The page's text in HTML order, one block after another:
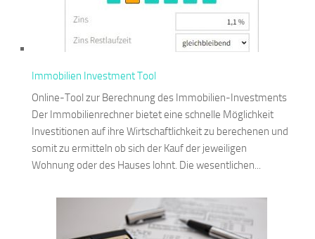
Immobilien Investment Tool
Online-Tool zur Berechnung des Immobilien-Investments
Der Immobilienrechner bietet eine schnelle Möglichkeit
Investitionen auf ihre Wirtschaftlichkeit zu berechenen und
somit zu ermitteln ob sich der Kauf der jeweiligen
Wohnung oder des Hauses lohnt. Die wesentlichen...